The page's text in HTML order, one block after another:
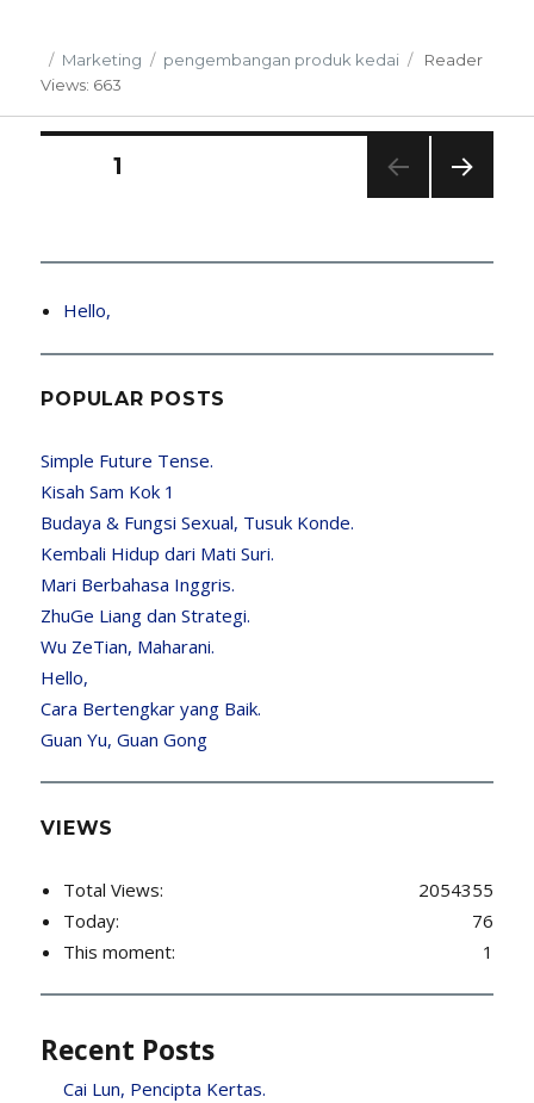
Posted
on
Categories
Marketing Tags
pengembangan produk kedai
Reader
Views: 663
Posts
PAGE1
E
Hello,
POPULAR POSTS
Simple Future Tense.
Kisah Sam Kok 1
Budaya & Fungsi Sexual, Tusuk Konde.
Kembali Hidup dari Mati Suri.
Mari Berbahasa Inggris.
ZhuGe Liang dan Strategi.
Wu ZeTian, Maharani.
Hello,
Cara Bertengkar yang Baik.
Guan Yu, Guan Gong
VIEWS
2054355
Total Views:
76
Today:
1
This moment:
Recent Posts
Cai Lun, Pencipta Kertas.